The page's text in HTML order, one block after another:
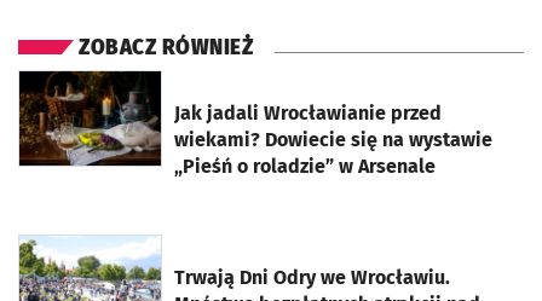
ZOBACZ RÓWNIEŻ
Jak jadali Wrocławianie przed
wiekami? Dowiecie się na wystawie
„Pieśń o roladzie” w Arsenale
otworzy się w nowej karcie
Trwają Dni Odry we Wrocławiu.
otworzy się w nowej karcie